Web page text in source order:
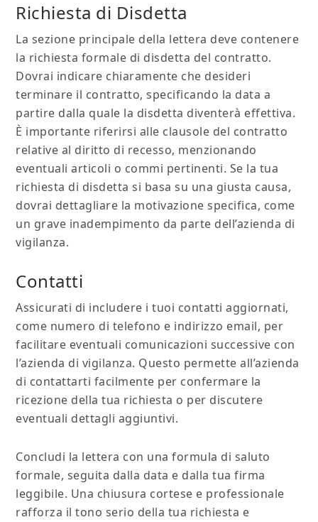
Richiesta di Disdetta
La sezione principale della lettera deve contenere
la richiesta formale di disdetta del contratto.
Dovrai indicare chiaramente che desideri
terminare il contratto, specificando la data a
partire dalla quale la disdetta diventerà effettiva.
È importante riferirsi alle clausole del contratto
relative al diritto di recesso, menzionando
eventuali articoli o commi pertinenti. Se la tua
richiesta di disdetta si basa su una giusta causa,
dovrai dettagliare la motivazione specifica, come
un grave inadempimento da parte dell’azienda di
vigilanza.
Contatti
Assicurati di includere i tuoi contatti aggiornati,
come numero di telefono e indirizzo email, per
facilitare eventuali comunicazioni successive con
l’azienda di vigilanza. Questo permette all’azienda
di contattarti facilmente per confermare la
ricezione della tua richiesta o per discutere
eventuali dettagli aggiuntivi.
Concludi la lettera con una formula di saluto
formale, seguita dalla data e dalla tua firma
leggibile. Una chiusura cortese e professionale
rafforza il tono serio della tua richiesta e